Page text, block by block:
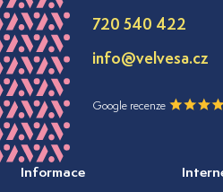
720 540 422
info@velvesa.cz
Google recenze
Informace